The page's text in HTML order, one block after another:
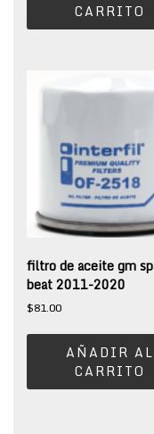
CARRITO
filtro de aceite gm
beat 2011-2020
$81.00
AÑADIR AL
CARRITO